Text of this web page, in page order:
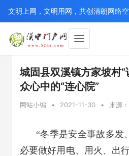
文明上网，文明用网，共创清朗网络空
城固县双溪镇方家坡村“
众心中的“连心院”
网站小编 • 2021-11-30 • 来源
“冬季是安全事故多发
必要做好用电、用火、出